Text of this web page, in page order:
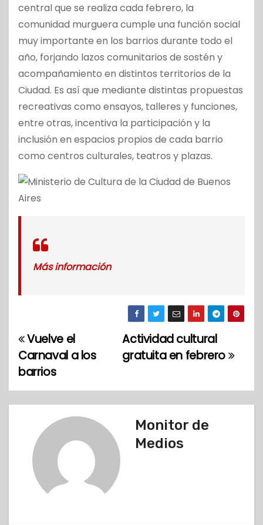
central que se realiza cada febrero, la
comunidad murguera cumple una función social
muy importante en los barrios durante todo el
año, forjando lazos comunitarios de sostén y
acompañamiento en distintos territorios de la
Ciudad. Es así que mediante distintas propuestas
recreativas como ensayos, talleres y funciones,
entre otras, incentiva la participación y la
inclusión en espacios propios de cada barrio
como centros culturales, teatros y plazas.
Más información
N
a
v
Actividad cultural
gratuita en febrero
Vuelve el
Carnaval a los
barrios
Monitor de
Medios